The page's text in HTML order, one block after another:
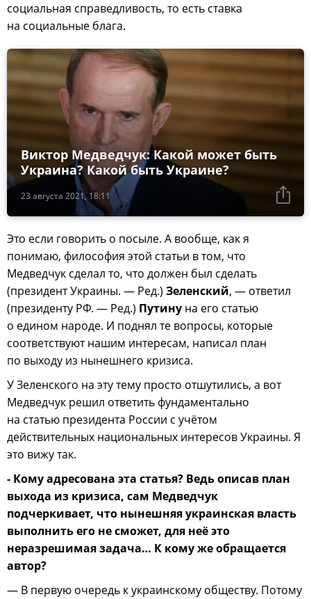
социальная справедливость, то есть ставка
на социальные блага.
23 августа 2021, 18:11
Виктор Медведчук: Какой может быть
Украина? Какой быть Украине?
Это если говорить о посыле. А вообще, как я
понимаю, философия этой статьи в том, что
Медведчук сделал то, что должен был сделать
(президент Украины. — Ред.) Зеленский, — ответил
(президенту РФ. — Ред.) Путину на его статью
о едином народе. И поднял те вопросы, которые
соответствуют нашим интересам, написал план
по выходу из нынешнего кризиса.
У Зеленского на эту тему просто отшутились, а вот
Медведчук решил ответить фундаментально
на статью президента России с учётом
действительных национальных интересов Украины. Я
это вижу так.
- Кому адресована эта статья? Ведь описав план
выхода из кризиса, сам Медведчук
подчеркивает, что нынешняя украинская власть
выполнить его не сможет, для неё это
неразрешимая задача… К кому же обращается
автор?
— В первую очередь к украинскому обществу. Потому